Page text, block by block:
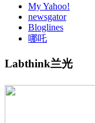
My Yahoo!
newsgator
Bloglines
哪吒
Labthink兰光